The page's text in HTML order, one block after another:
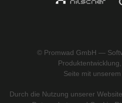
© Promwad GmbH —
Seite mit unserem
Durch die Nutzung unserer